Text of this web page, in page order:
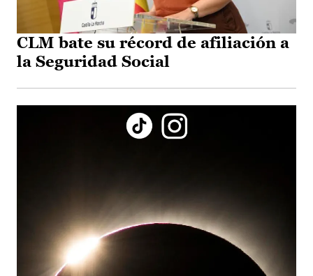
CLM bate su récord de afiliación a
la Seguridad Social